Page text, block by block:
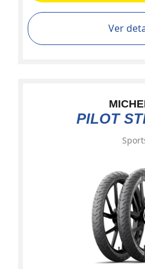
Ver
PILOT